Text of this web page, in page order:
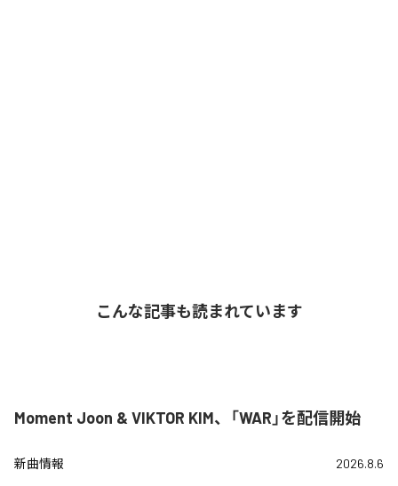
こんな記事も読まれています
Moment Joon & VIKTOR KIM、「WAR」を配信開始
新曲情報 2026.8.6